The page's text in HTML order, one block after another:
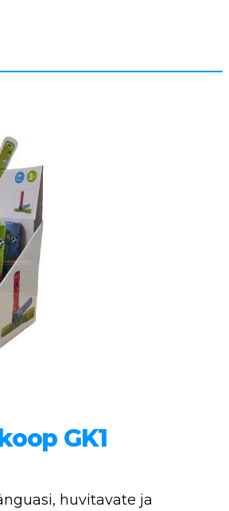
GK1
huvitavate ja